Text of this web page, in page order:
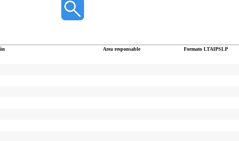
Area responsable Formato LTAIPSLP